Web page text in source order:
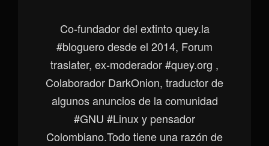
Co-fundador del extinto quey.la
#bloguero desde el 2014, Forum
traslater, ex-moderador #quey.org ,
Colaborador DarkOnion, traductor de
algunos anuncios de la comunidad
#GNU #Linux y pensador
Colombiano.Todo tiene una razón de